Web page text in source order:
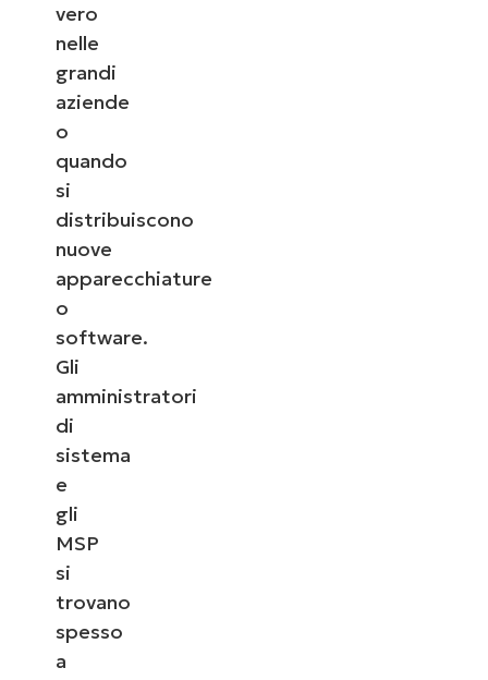
vero
nelle
grandi
aziende
o
quando
si
distribuiscono
nuove
apparecchiature
o
software.
Gli
amministratori
di
sistema
e
gli
MSP
si
trovano
spesso
a